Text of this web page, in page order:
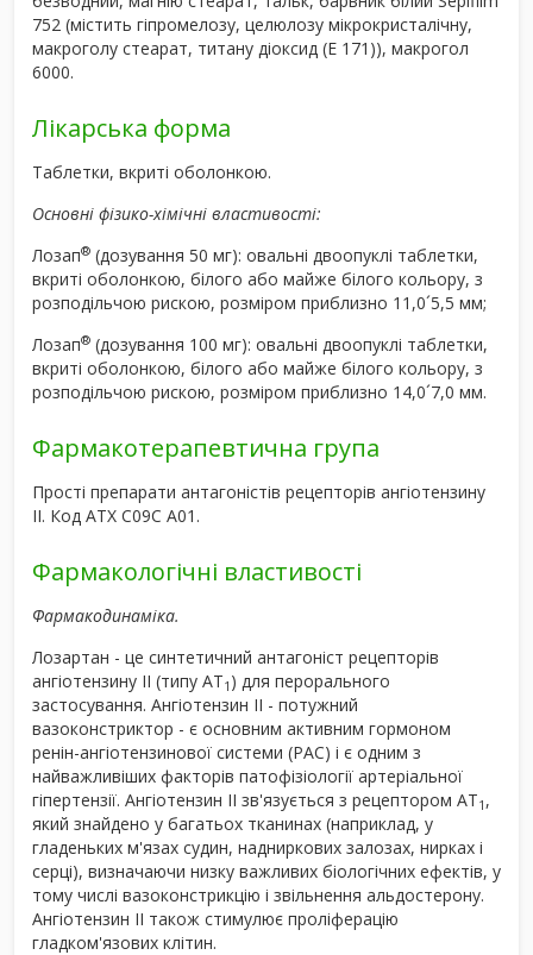
752 (містить гіпромелозу, целюлозу мікрокристалічну,
макроголу стеарат, титану діоксид (Е 171)), макрогол
6000.
Лікарська форма
Таблетки, вкриті оболонкою.
Основні фізико-хімічні властивості:
Лозап® (дозування 50 мг): овальні двоопуклі таблетки,
вкриті оболонкою, білого або майже білого кольору, з
розподільчою рискою, розміром приблизно 11,0´5,5 мм;
Лозап® (дозування 100 мг): овальні двоопуклі таблетки,
вкриті оболонкою, білого або майже білого кольору, з
розподільчою рискою, розміром приблизно 14,0´7,0 мм.
Фармакотерапевтична група
Прості препарати антагоністів рецепторів ангіотензину
ІІ. Код АТХ C09C A01.
Фармакологічні властивості
Фармакодинаміка.
Лозартан - це синтетичний антагоніст рецепторів
ангіотензину ІІ (типу АТ1 ) для перорального
застосування. Ангіотензин II - потужний
вазоконстриктор - є основним активним гормоном
ренін-ангіотензинової системи (РАС) і є одним з
найважливіших факторів патофізіології артеріальної
гіпертензії. Ангіотензин II зв'язується з рецептором АТ1 ,
який знайдено у багатьох тканинах (наприклад, у
гладеньких м'язах судин, надниркових залозах, нирках і
серці), визначаючи низку важливих біологічних ефектів, у
тому числі вазоконстрикцію і звільнення альдостерону.
Ангіотензин II також стимулює проліферацію
гладком'язових клітин.